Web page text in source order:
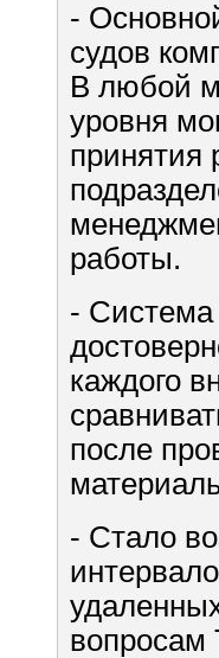
-
судов
В любой
уровня
принятия
работы.
- Система
каждого
после
- Стало
вопросам